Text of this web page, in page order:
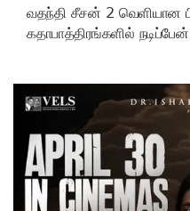
வதந்தி சீசன் 2 வெளியான
கதாபாத்திரங்களில்